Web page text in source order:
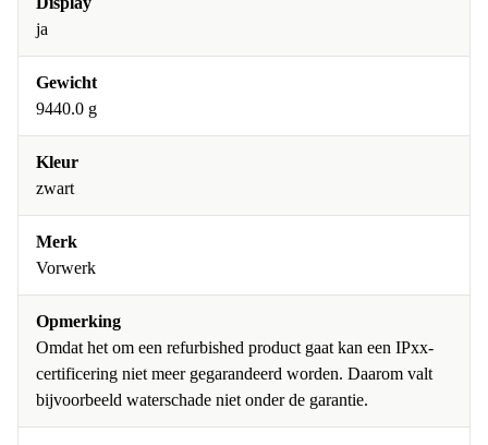
ja
Gewicht
9440.0 g
Kleur
zwart
Merk
Vorwerk
Opmerking
Omdat het om een refurbished product gaat kan een IPxx-
certificering niet meer gegarandeerd worden. Daarom valt
bijvoorbeeld waterschade niet onder de garantie.